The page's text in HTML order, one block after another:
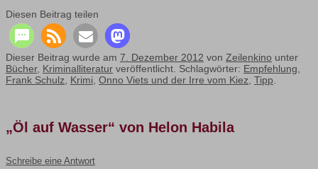
Diesen Beitrag teilen
Dieser Beitrag wurde am 7. Dezember 2012 von Zeilenkino unter
Bücher, Kriminalliteratur veröffentlicht. Schlagwörter: Empfehlung,
Frank Schulz, Krimi, Onno Viets und der Irre vom Kiez, Tipp.
„Öl auf Wasser“ von Helon Habila
Schreibe eine Antwort